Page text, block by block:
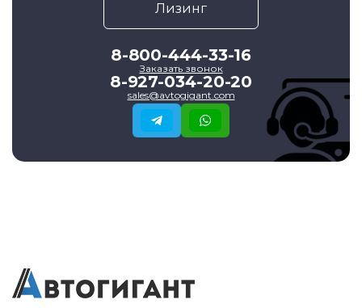
Лизинг
8-800-444-33-16
Заказать звонок
8-927-034-20-20
sales@avtogigant.com